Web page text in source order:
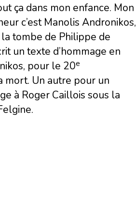
ça dans mon enfance. Mon
c’est Manolis Andronikos,
tombe de Philippe de
un texte d’hommage en
pour le 20e
mort. Un autre pour un
à Roger Caillois sous la